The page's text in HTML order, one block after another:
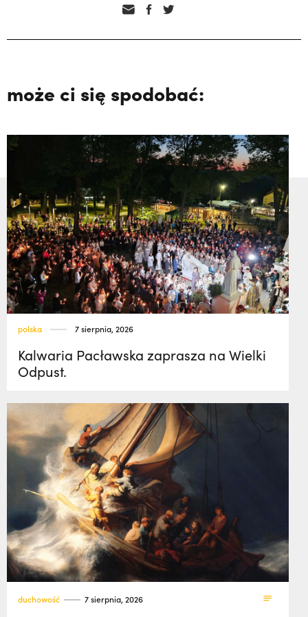
może ci się spodobać:
polska 7 sierpnia, 2026
Kalwaria Pacławska zaprasza na Wielki
Odpust.
duchowość 7 sierpnia, 2026